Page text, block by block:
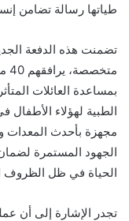
طياتها رسالة تضامن
بمساعدة العائلات
الطبية لهؤلاء
مجهزة بأحدث المعدات
الجهود المستمرة
الحياة في ظل الظروف
تجدر الإشارة إلى أن